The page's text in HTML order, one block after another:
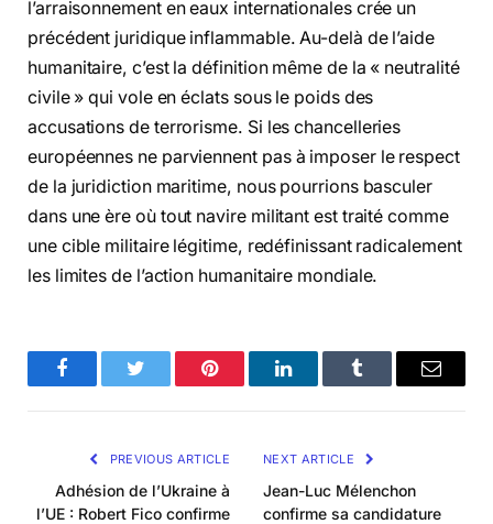
l’arraisonnement en eaux internationales crée un
précédent juridique inflammable. Au-delà de l’aide
humanitaire, c’est la définition même de la « neutralité
civile » qui vole en éclats sous le poids des
accusations de terrorisme. Si les chancelleries
européennes ne parviennent pas à imposer le respect
de la juridiction maritime, nous pourrions basculer
dans une ère où tout navire militant est traité comme
une cible militaire légitime, redéfinissant radicalement
les limites de l’action humanitaire mondiale.
FacebookTwitter Pinterest LinkedInTumblr Email
PREVIOUS ARTICLE
Adhésion de l’Ukraine à
l’UE : Robert Fico confirme
NEXT ARTICLE
Jean-Luc Mélenchon
confirme sa candidature